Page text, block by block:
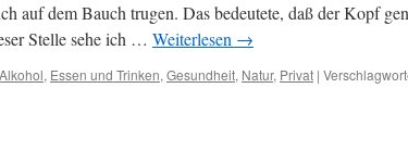
auf dem Bauch trugen. Das bedeutete, daß der Kopf
Stelle sehe ich … Weiterlesen →
Alkohol, Essen und Trinken, Gesundheit, Natur, Privat |